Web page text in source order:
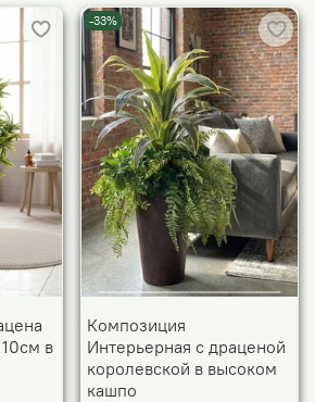
в
-33%
Композиция
Интерьерная с драценой
королевской в высоком
кашпо